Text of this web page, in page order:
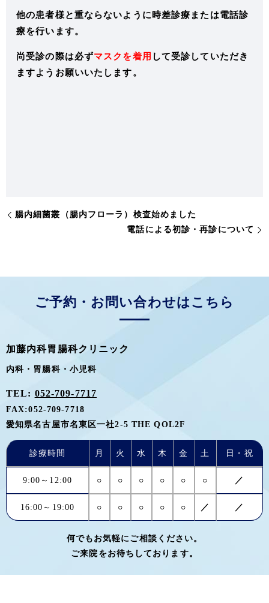
他の患者様と重ならないように時差診療または電話診
療を行います。
尚受診の際は必ずマスクを着用 して受診していただき
ますようお願いいたします。
腸内細菌叢（腸内フローラ）検査始めました
電話による初診・再診について
ご予約・お問い合わせはこちら
加藤内科胃腸科クリニック
内科・胃腸科・小児科
TEL: 052-709-7717
FAX:052-709-7718
愛知県名古屋市名東区一社2-5 THE QOL2F
診療時間 月 火 水 木 金 土 日・祝
9:00～12:00 ○ ○ ○ ○ ○ ○ ／
16:00～19:00 ○ ○ ○ ○ ○ ／ ／
何でもお気軽にご相談ください。
ご来院をお待ちしております。